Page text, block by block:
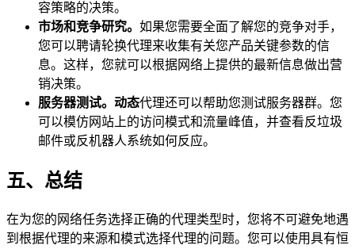
容策略的决策。
市场和竞争研究。 如果您需要全面了解您的竞争对手，
您可以聘请轮换代理来收集有关您产品关键参数的信
息。这样，您就可以根据网络上提供的最新信息做出营
销决策。
服务器测试。动态代理还可以帮助您测试服务器群。您
可以模仿网站上的访问模式和流量峰值，并查看反垃圾
邮件或反机器人系统如何反应。
五、总结
在为您的网络任务选择正确的代理类型时，您将不可避免地遇
到根据代理的来源和模式选择代理的问题。您可以使用具有恒